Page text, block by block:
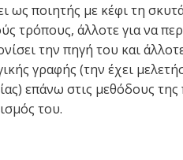
ως ποιητής με κέφι τη
τρόπους, άλλοτε για να
την πηγή του και
γραφής (την έχει
επάνω στις μεθόδους
του.